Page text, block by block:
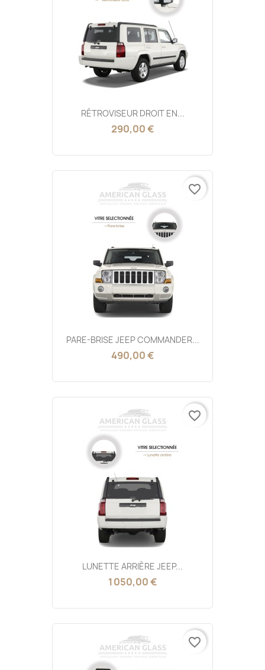
RÉTROVISEUR DROIT EN...
290,00 €
PARE-BRISE JEEP COMMANDER...
490,00 €
favorite_border
LUNETTE ARRIÈRE JEEP...
1 050,00 €
favorite_border
favorite_border